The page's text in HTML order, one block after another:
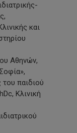
και
Αθηνών,
του παιδιού
Κλινική